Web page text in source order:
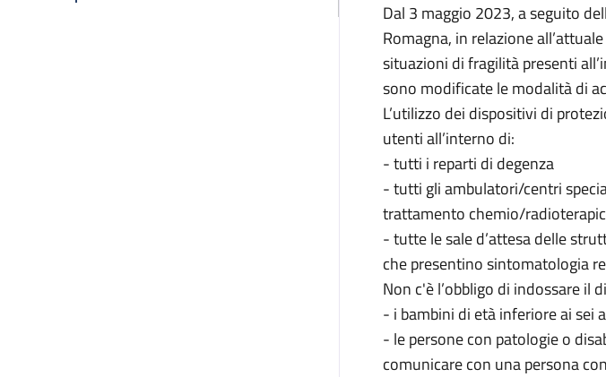
Dal 3 maggio 2023, a seguito
Romagna, in relazione
situazioni di fragilità presenti
sono modificate le modalità di
L’utilizzo dei dispositivi di
utenti all’interno di:
- tutti i reparti di degenza
- tutti gli ambulatori/centri
trattamento chemio/
- tutte le sale d’attesa delle
che presentino sintomatologia
Non c'è l’obbligo di indossare il
- i bambini di età inferiore ai sei
- le persone con patologie o
comunicare con una persona